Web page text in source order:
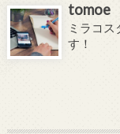
tomoe
ミラコ
す！